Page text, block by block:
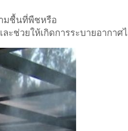
มชื้นที่พืชหรือ
ะช่วยให้เกิดการระบายอากาศ